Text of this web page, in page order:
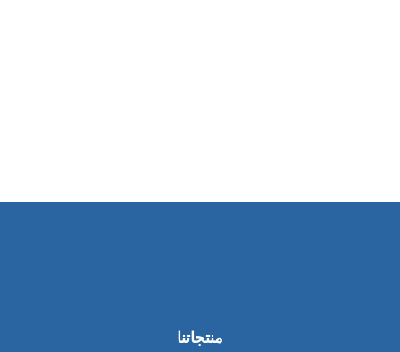
منتجاتنا